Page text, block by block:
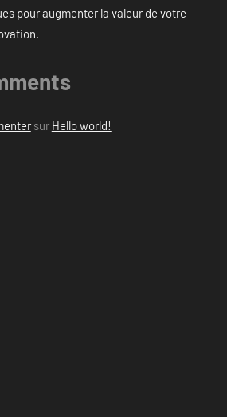
pour augmenter la valeur de votre
sur Hello world!